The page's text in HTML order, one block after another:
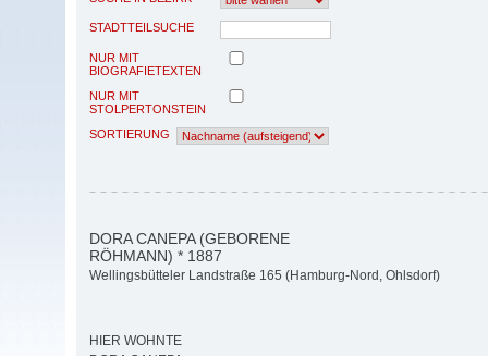
STADTTEILSUCHE
NUR MIT
BIOGRAFIETEXTEN
NUR MIT
STOLPERTONSTEIN
SORTIERUNG
DORA CANEPA (GEBORENE
RÖHMANN) * 1887
Wellingsbütteler Landstraße 165 (Hamburg-Nord, Ohlsdorf)
HIER WOHNTE